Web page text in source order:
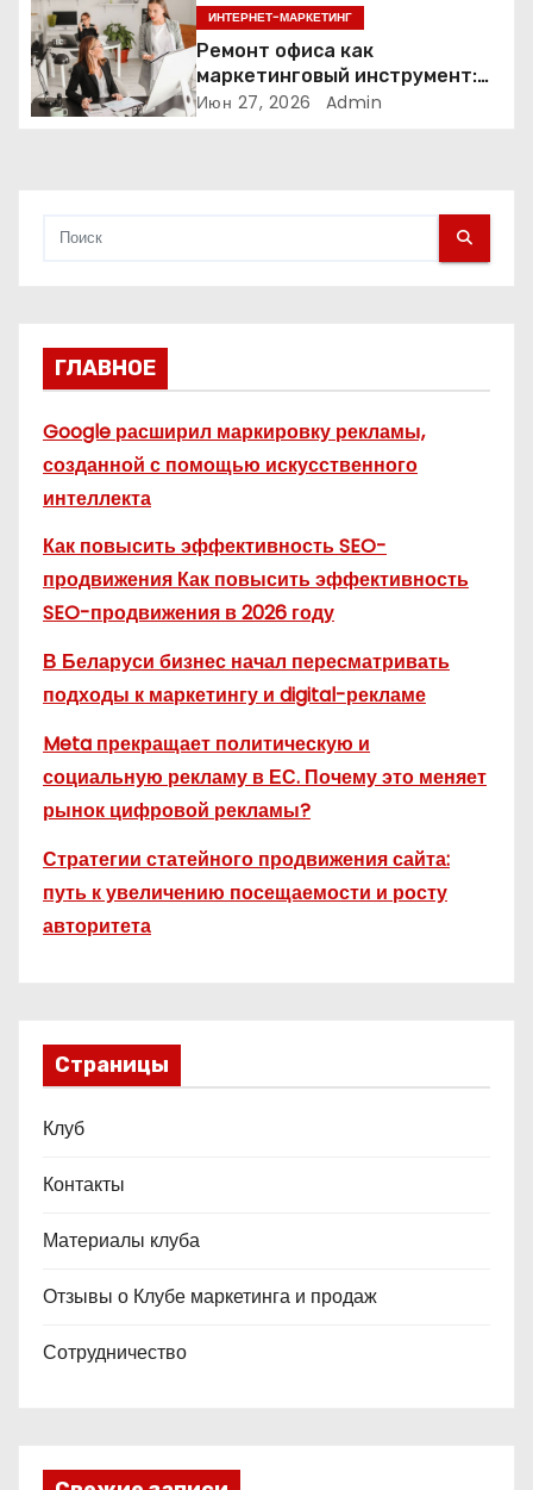
п
и
компаний
ИНТЕРНЕТ-МАРКЕТИНГ
Ремонт офиса как
маркетинговый инструмент:
почему физическое
Июн 27, 2026 Admin
ГЛАВНОЕ
Google расширил маркировку рекламы,
созданной с помощью искусственного
интеллекта
Как повысить эффективность SEO-
продвижения Как повысить эффективность
SEO-продвижения в 2026 году
В Беларуси бизнес начал пересматривать
подходы к маркетингу и digital-рекламе
Meta прекращает политическую и
социальную рекламу в ЕС. Почему это меняет
рынок цифровой рекламы?
Стратегии статейного продвижения сайта:
путь к увеличению посещаемости и росту
авторитета
Страницы
Клуб
Контакты
Материалы клуба
Отзывы о Клубе маркетинга и продаж
Сотрудничество